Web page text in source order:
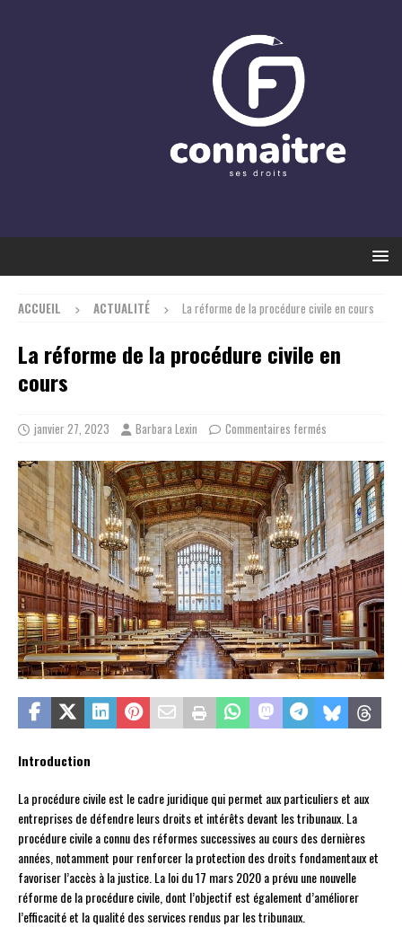
ACCUEIL ACTUALITÉ La réforme de la procédure civile en cours
La réforme de la procédure civile en
cours
janvier 27, 2023 Barbara Lexin Commentaires fermés
Introduction
La procédure civile est le cadre juridique qui permet aux particuliers et aux
entreprises de défendre leurs droits et intérêts devant les tribunaux. La
procédure civile a connu des réformes successives au cours des dernières
années, notamment pour renforcer la protection des droits fondamentaux et
favoriser l’accès à la justice. La loi du 17 mars 2020 a prévu une nouvelle
réforme de la procédure civile, dont l’objectif est également d’améliorer
l’efficacité et la qualité des services rendus par les tribunaux.